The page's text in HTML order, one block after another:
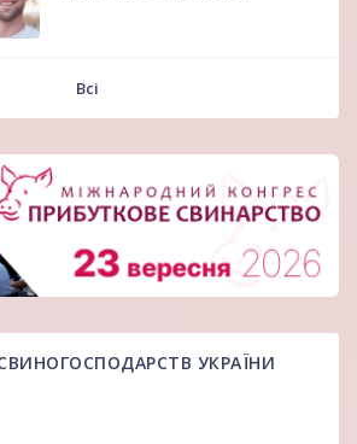
Всі
УКРАЇНИ